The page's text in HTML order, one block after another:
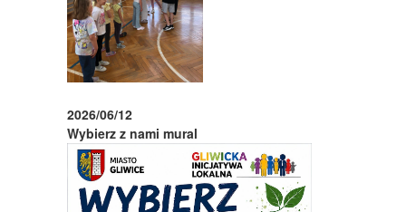
2026/06/12
Wybierz z nami mural